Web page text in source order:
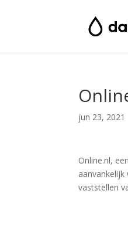
jun 23, 2021
Online.nl,
vaststellen